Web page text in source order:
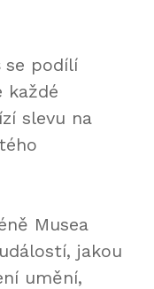
se podílí
každé
slevu na
Musea
jakou
umění,